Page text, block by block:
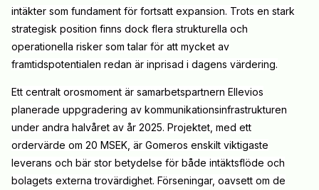
intäkter som fundament för fortsatt expansion. Trots en stark
strategisk position finns dock flera strukturella och
operationella risker som talar för att mycket av
framtidspotentialen redan är inprisad i dagens värdering.
Ett centralt orosmoment är samarbetspartnern Ellevios
planerade uppgradering av kommunikationsinfrastrukturen
under andra halvåret av år 2025. Projektet, med ett
ordervärde om 20 MSEK, är Gomeros enskilt viktigaste
leverans och bär stor betydelse för både intäktsflöde och
bolagets externa trovärdighet. Förseningar, oavsett om de